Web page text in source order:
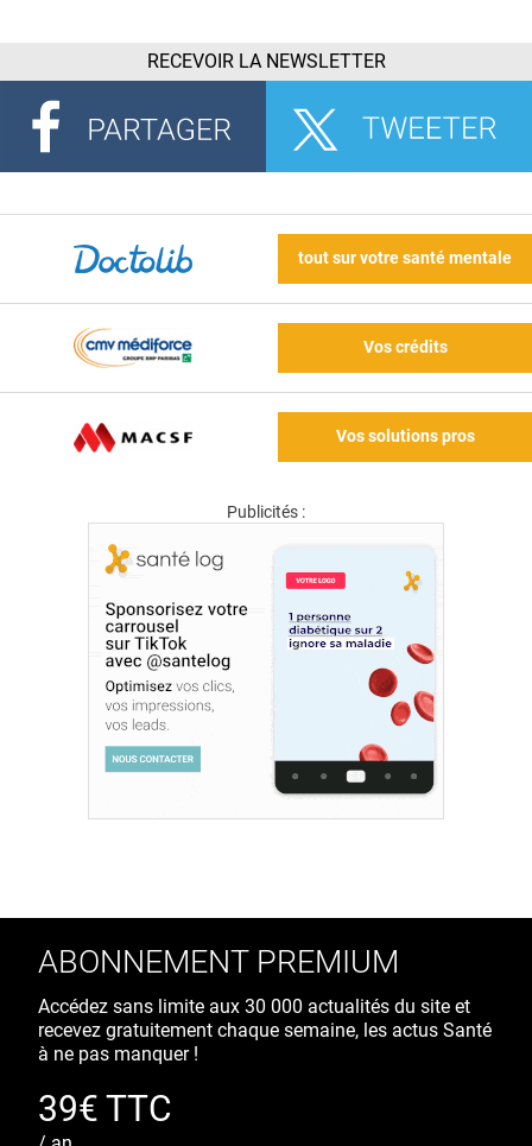
RECEVOIR LA NEWSLETTER
tout sur votre santé mentale
Vos crédits
Vos solutions pros
Publicités :
ABONNEMENT PREMIUM
Accédez sans limite aux 30 000 actualités du site et
recevez gratuitement chaque semaine, les actus Santé
à ne pas manquer !
39€ TTC